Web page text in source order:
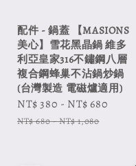
配件 - 鍋蓋 【MASIONS
美心】雪花黑晶鍋 維多
利亞皇家316不鏽鋼八層
複合鋼蜂巢不沾鍋炒鍋
(台灣製造 電磁爐適用)
Sale
price
NT$ 380 - NT$ 680
NT$ 680-NT$ 1,080